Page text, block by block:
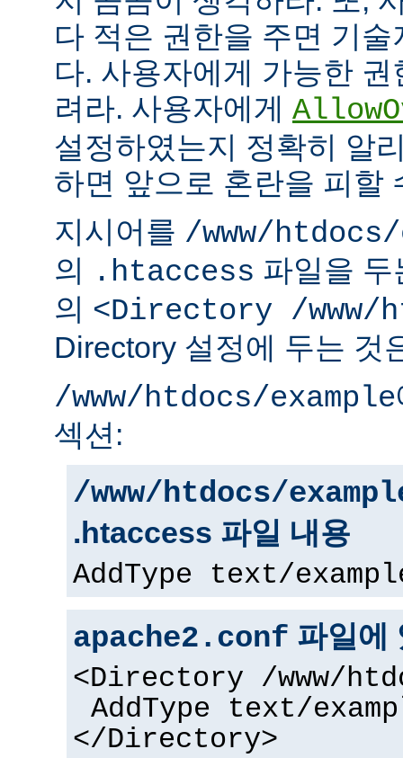
다 적은 권한을 주면 기
다. 사용자에게 가능한
려라. 사용자에게
설정하였는지 정확히 알
하면 앞으로 혼란을 피할
지시어를 /www/
의
.htaccess 파일을
의 <Directory /www/
Directory 설정에 두는 것
/www/htdocs/example
섹션:
/www/htdocs/
.htaccess 파일 내용
AddType text/
apache2.conf 파일에
<Directory /www/
AddType text/
</Directory>